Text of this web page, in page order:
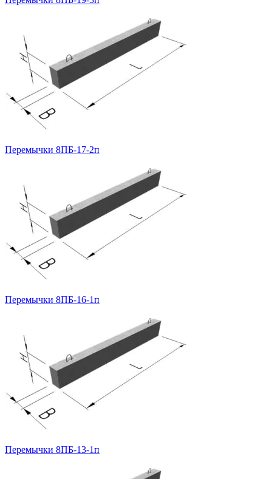
Перемычки 8ПБ-17-2п
Перемычки 8ПБ-16-1п
Перемычки 8ПБ-13-1п